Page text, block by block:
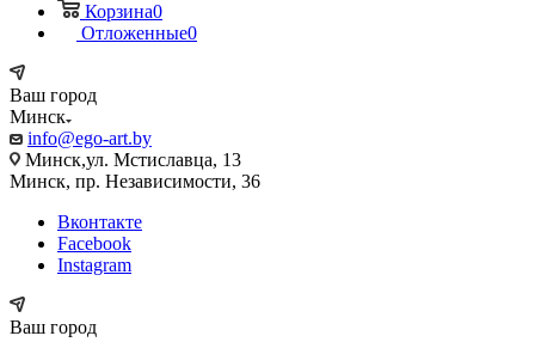
Корзина0
Отложенные0
Ваш город
Минск
info@ego-art.by
Минск,ул. Мстиславца, 13
Минск, пр. Независимости, 36
Вконтакте
Facebook
Instagram
Ваш город